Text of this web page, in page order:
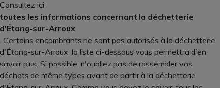
Consultez ici
toutes les informations concernant la déchetterie
d'Étang-sur-Arroux
. Certains encombrants ne sont pas autorisés à la déchetterie
d'Étang-sur-Arroux, la liste ci-dessous vous permettra d'en
savoir plus. Si possible, n'oubliez pas de rassembler vos
déchets de même types avant de partir à la déchetterie